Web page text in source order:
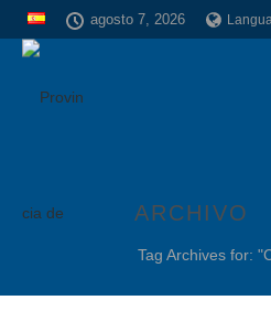
agosto 7, 2026
ARCHIVO
Tag Archives for: